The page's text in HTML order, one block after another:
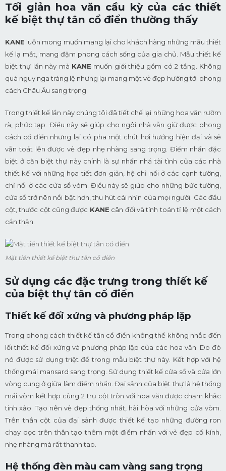
Tối giản hoa văn cầu kỳ của các thiết
kế biệt thự tân cổ điển thường thấy
KANE luôn mong muốn mang lại cho khách hàng những mẫu thiết
kế lạ mắt, mang đậm phong cách sống của gia chủ. Mẫu thiết kế
biệt thự lần này mà KANE muốn giới thiệu gồm có 2 tầng. Không
quá nguy nga tráng lệ nhưng lại mang một vẻ đẹp hướng tới phong
cách Châu Âu sang trọng.
Trong thiết kế lần này chúng tôi đã tiết chế lại những hoa văn rườm
rà, phức tạp. Điều này sẽ giúp cho ngôi nhà vẫn giữ được phong
cách cổ điển nhưng lại có pha một chút hơi hướng hiện đại và sẽ
vẫn toát lên được vẻ đẹp nhẹ nhàng sang trọng. Điểm nhấn đặc
biệt ở căn biệt thự này chính là sự nhấn nhá tài tình của các nhà
thiết kế với những họa tiết đơn giản, hệ chỉ nổi ở các cạnh tường,
chỉ nổi ở các cửa sổ vòm. Điều này sẽ giúp cho những bức tường,
cửa sổ trở nên nổi bật hơn, thu hút cái nhìn của mọi người. Các đầu
cột, thước cột cũng được KANE cân đối và tính toán tỉ lệ một cách
cẩn thận.
Mặt tiền thiết kế biệt thự tân cổ điển
Sử dụng các đặc trưng trong thiết kế
của biệt thự tân cổ điển
Thiết kế đối xứng và phương pháp lặp
Trong phong cách thiết kế tân cổ điển không thể không nhắc đến
lối thiết kế đối xứng và phương pháp lặp của các hoa văn. Do đó
nó được sử dụng triệt để trong mẫu biệt thự này. Kết hợp với hệ
thống mái mansard sang trọng. Sử dụng thiết kế cửa sổ và cửa lớn
vòng cung ở giữa làm điểm nhấn. Đại sảnh của biệt thự là hệ thống
mái vòm kết hợp cùng 2 trụ cột tròn với hoa văn được chạm khắc
tinh xảo. Tạo nên vẻ đẹp thống nhất, hài hòa với những cửa vòm.
Trên thân cột của đại sảnh được thiết kế tạo những đường ron
chạy dọc trên thân tạo thêm một điểm nhấn với vẻ đẹp cổ kính,
nhẹ nhàng mà rất thanh tao.
Hệ thống đèn màu cam vàng sang trọng